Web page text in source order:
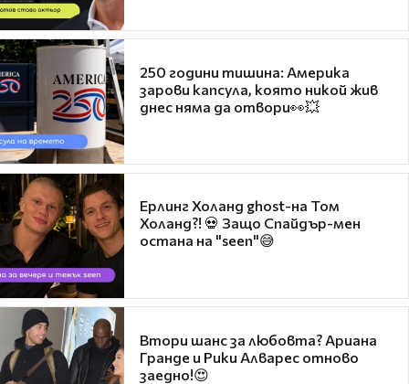
250 години тишина: Америка
зарови капсула, която никой жив
днес няма да отвори👀💥
Ерлинг Холанд ghost-на Том
Холанд?! 💀 Защо Спайдър-мен
остана на "seen"😅
Втори шанс за любовта? Ариана
Гранде и Рики Алварес отново
заедно!😍